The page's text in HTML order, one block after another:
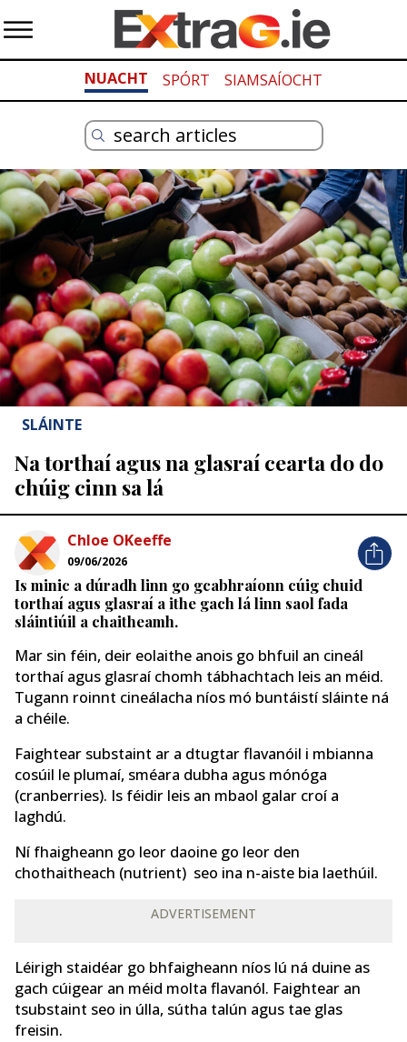
NUACHT SPÓRT SIAMSAÍOCHT
SLÁINTE
Na torthaí agus na glasraí cearta do do
chúig cinn sa lá
Chloe OKeeffe
09/06/2026
Is minic a dúradh linn go gcabhraíonn cúig chuid
torthaí agus glasraí a ithe gach lá linn saol fada
sláintiúil a chaitheamh.
Mar sin féin, deir eolaithe anois go bhfuil an cineál
torthaí agus glasraí chomh tábhachtach leis an méid.
Tugann roinnt cineálacha níos mó buntáistí sláinte ná
a chéile.
Faightear substaint ar a dtugtar flavanóil i mbianna
cosúil le plumaí, sméara dubha agus mónóga
(cranberries). Is féidir leis an mbaol galar croí a
laghdú.
Ní fhaigheann go leor daoine go leor den
chothaitheach (nutrient) seo ina n-aiste bia laethúil.
ADVERTISEMENT
Léirigh staidéar go bhfaigheann níos lú ná duine as
gach cúigear an méid molta flavanól. Faightear an
tsubstaint seo in úlla, sútha talún agus tae glas
freisin.